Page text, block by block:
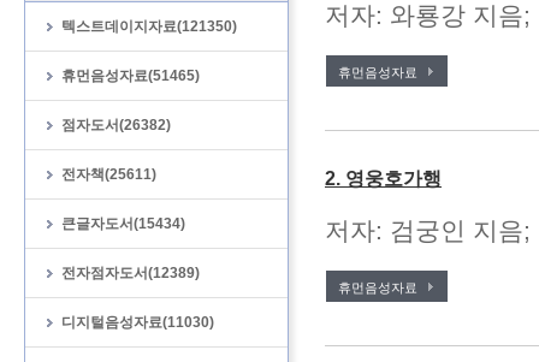
텍스트데이지자료(121350)
휴먼음성자료(51465)
점자도서(26382)
전자책(25611)
큰글자도서(15434)
전자점자도서(12389)
디지털음성자료(11030)
저자: 와룡강 지음
휴먼음성자료
2. 영웅호가행
저자: 검궁인 지음
휴먼음성자료